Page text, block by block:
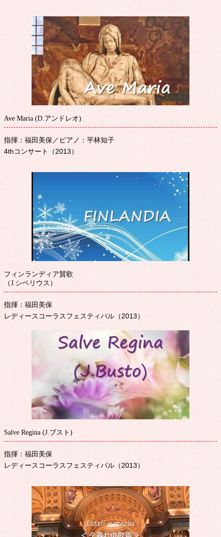
Ave Maria (D.アンドレオ)
指揮：福田美保／ピアノ：平林知子
4thコンサート（2013）
フィンランディア賛歌
（J.シベリウス）
指揮：福田美保
レディースコーラスフェスティバル（2013）
Salve Regina (J.ブスト)
指揮：福田美保
レディースコーラスフェスティバル（2013）